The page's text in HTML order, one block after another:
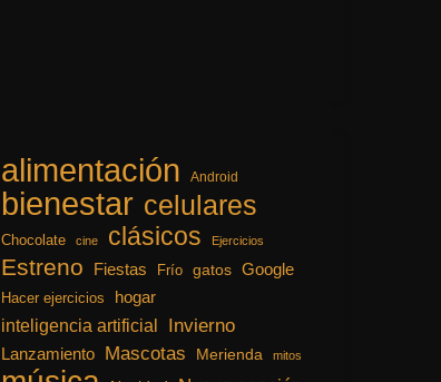
alimentación Android
bienestar celulares
Chocolate cine clásicos Ejercicios
Estreno Fiestas Frío gatos Google
Hacer ejercicios hogar
inteligencia artificial Invierno
Lanzamiento Mascotas Merienda mitos